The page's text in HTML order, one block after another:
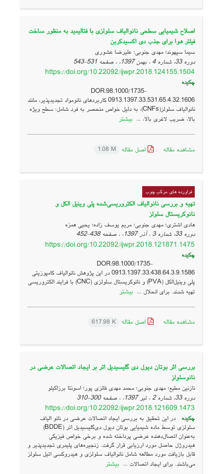
اصلاح شیمیایی سطحی نانوالیاف سلولزی با فتالیمید به منظور ساخت
فیلتر هوا برای جذب دی اکسیدکربن
سیما سپهوند؛ مهدی جنوبی؛ علیرضا عشوری
دوره 33، شماره 4 ، بهمن 1397، ، صفحه
531-543
https://doi.org/10.22092/ijwpr.2018.124155.1504
چکیده
DOR:98.1000/1735-
0913.1397.33.531.65.4.32.1606 کاربردهای نانومواد تجدیدپذیر، مانند
نانوالیاف سلولز(CNFs)، به دلیل خواص منحصر به فرد شامل: سطح ویژه
بالا، ضریب لاغری بالا، ... بیشتر
مشاهده مقاله اصل مقاله 1.08 M
فراورده های مرکب چوب
تهیه و بررسی نانوالیاف الکتروریسی‌شده پلی وینیل الکل و
نانوکریستال سلولز
هادی اشتری؛ مهدی جنوبی؛ مریم یوسف زاده؛ یحیی همزه
دوره 33، شماره 3 ، آذر 1397، ، صفحه
438-452
https://doi.org/10.22092/ijwpr.2018.121871.1475
چکیده
DOR:98.1000/1735-
0913.1397.33.438.64.3.9.1586 در این پژوهش نانوالیاف کامپوزیتی
پلی وینیل‌الکل (PVA) و نانوکریستال سلولزی (CNC) با فرایند الکتروریسی
تهیه شدند. برای انحلال ... بیشتر
مشاهده مقاله اصل مقاله 617.98 K
بررسی اثر بوتان دیول دی گلیسیدیل اتر بر ایجاد اتصالات عرضی در
نانوسلولز
نازنین مطیع؛ مهدی جنوبی؛ محمد مهدی فائزی پور؛ اسونتا برزاکیلو
دوره 33، شماره 2 ، تیر 1397، ، صفحه
300-310
https://doi.org/10.22092/ijwpr.2018.121609.1473
چکیده
در این تحقیق به بررسی ایجاد اتصالات عرضی در نانو الیاف
سلولزی توسط ماده شیمیایی بوتان دیول دی‌گلیسیدیل اتر (BDDE)
به‌عنوان اتصال‌دهنده عرضی پرداخته شده و برخی خواص فیزیکی
هیدروژل حاصل مورد ارزیابی قرار گرفت. زنجیره‌های پلیمری تجدیدپذیر و
قابل بازیافت مورد مطالعه شامل نانوالیاف سلولزی و هیدروکسی اتیل سلولز
می‌باشند. برای ایجاد اتصالات ... بیشتر